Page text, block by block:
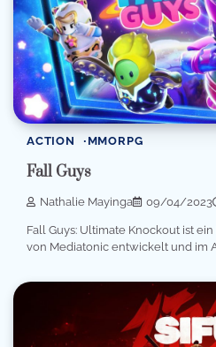
ACTION MMORPG
Fall Guys
Nathalie Mayinga 09/04/2023
Fall Guys: Ultimate Knockout ist
von Mediatonic entwickelt und im